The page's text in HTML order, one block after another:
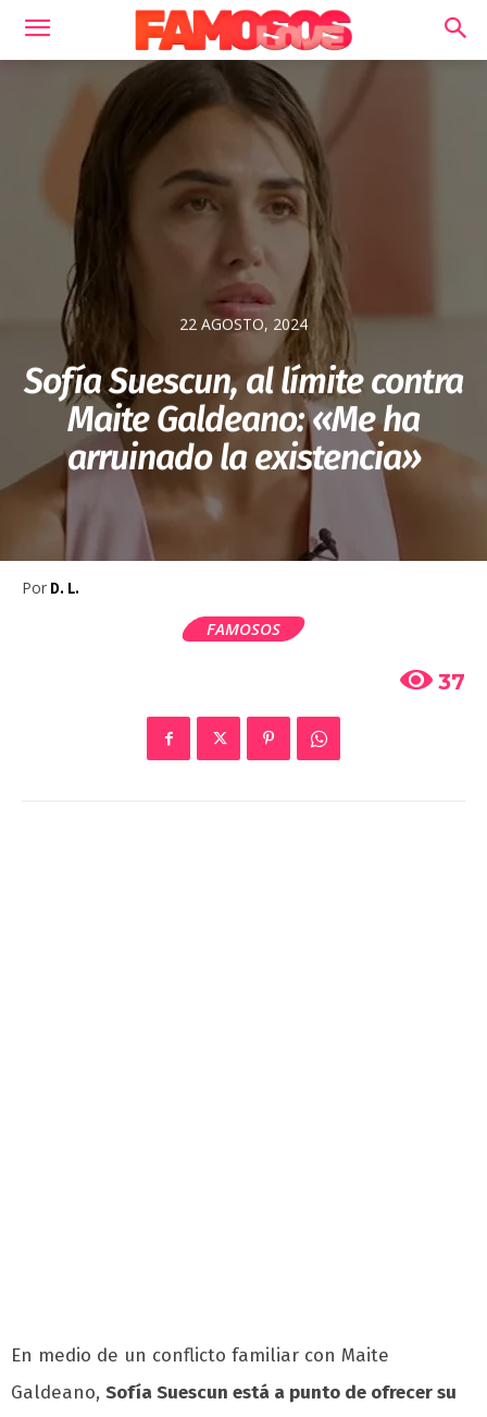
22 AGOSTO, 2024
Sofía Suescun, al límite contra
Maite Galdeano: «Me ha
arruinado la existencia»
Por D. L.
FAMOSOS
37
En medio de un conflicto familiar con Maite
Galdeano, Sofía Suescun está a punto de ofrecer su